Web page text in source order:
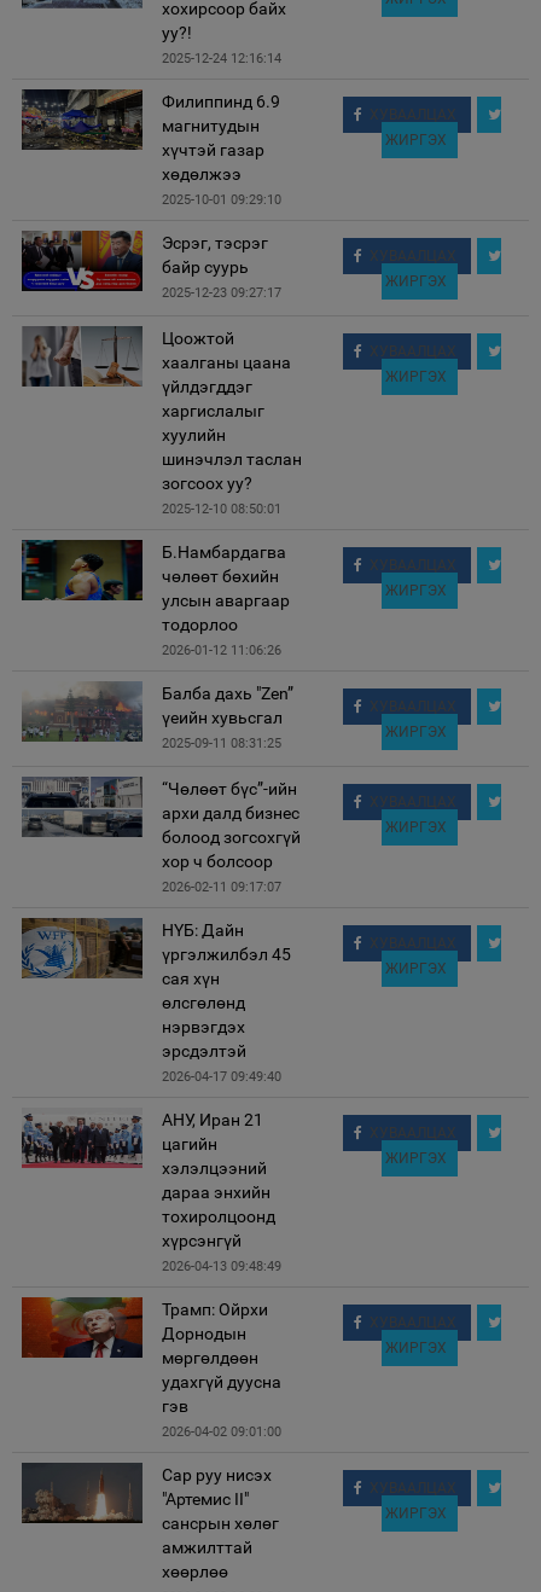
хохирсоор байх
уу?!
2025-12-24 12:16:14
Филиппинд 6.9
магнитудын
хүчтэй газар
хөдөлжээ
2025-10-01 09:29:10
ХУВААЛЦАХ
ЖИРГЭХ
Эсрэг, тэсрэг
байр суурь
2025-12-23 09:27:17
ХУВААЛЦАХ
ЖИРГЭХ
Цоожтой
хаалганы цаана
үйлдэгддэг
харгислалыг
хуулийн
шинэчлэл таслан
зогсоох уу?
2025-12-10 08:50:01
ХУВААЛЦАХ
ЖИРГЭХ
Б.Намбардагва
чөлөөт бөхийн
улсын аваргаар
тодорлоо
2026-01-12 11:06:26
ХУВААЛЦАХ
ЖИРГЭХ
Балба дахь "Zen”
үеийн хувьсгал
2025-09-11 08:31:25
ХУВААЛЦАХ
ЖИРГЭХ
“Чөлөөт бүс”-ийн
архи далд бизнес
болоод зогсохгүй
хор ч болсоор
2026-02-11 09:17:07
ХУВААЛЦАХ
ЖИРГЭХ
НҮБ: Дайн
үргэлжилбэл 45
сая хүн
өлсгөлөнд
нэрвэгдэх
эрсдэлтэй
2026-04-17 09:49:40
ХУВААЛЦАХ
ЖИРГЭХ
АНУ, Иран 21
цагийн
хэлэлцээний
дараа энхийн
тохиролцоонд
хүрсэнгүй
2026-04-13 09:48:49
ХУВААЛЦАХ
ЖИРГЭХ
Трамп: Ойрхи
Дорнодын
мөргөлдөөн
удахгүй дуусна
гэв
2026-04-02 09:01:00
ХУВААЛЦАХ
ЖИРГЭХ
Сар руу нисэх
"Артемис II"
сансрын хөлөг
амжилттай
хөөрлөө
ХУВААЛЦАХ
ЖИРГЭХ